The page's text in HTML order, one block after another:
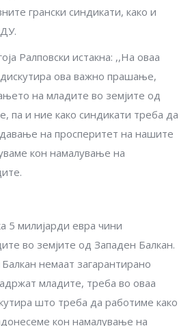
грански синдикати, како и
Ралповски истакна: ,,На оваа
ова важно прашање,
на младите во земјите од
па и ние како синдикати треба да
на просперитет на нашите
кон намалување на
5 милијарди евра чини
во земјите од Западен Балкан.
немаат загарантирано
младите, треба во оваа
што треба да работиме како
кон намалување на